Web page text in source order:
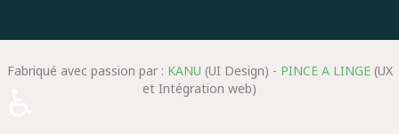
Fabriqué avec passion par : KANU (UI Design) - PINCE A LINGE(UX
et Intégration web)